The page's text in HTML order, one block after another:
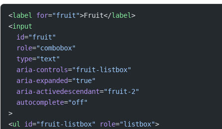
<label for="fruit">Fruit</label>
<input
  id
="fruit"
  role
="combobox"
  type
="text"
  aria-controls
="fruit-listbox"
  aria-expanded
="true"
  aria-activedescendant
="fruit-2"
  autocomplete
="off"
>
<ul id="fruit-listbox" role="listbox">